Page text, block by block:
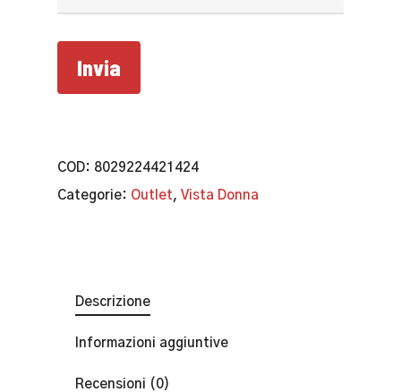
COD: 8029224421424
Categorie: Outlet, Vista Donna
Descrizione
Informazioni aggiuntive
Recensioni (0)